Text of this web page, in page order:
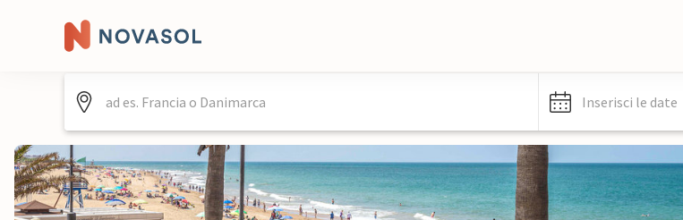
Inserisci le date